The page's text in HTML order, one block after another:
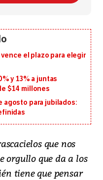
el plazo para elegir
y 13% a juntas
$14 millones
agosto para jubilados:
que nos
orgullo que da a los
tiene que pensar